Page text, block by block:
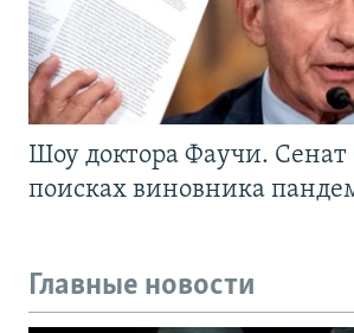
Шоу доктора Фаучи.
поисках виновника
Главные новости